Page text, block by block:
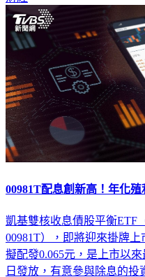
財經
凱基雙核收息債股平衡ETF
00981T），即將迎來掛牌上
擬配發0.065元，是上市以